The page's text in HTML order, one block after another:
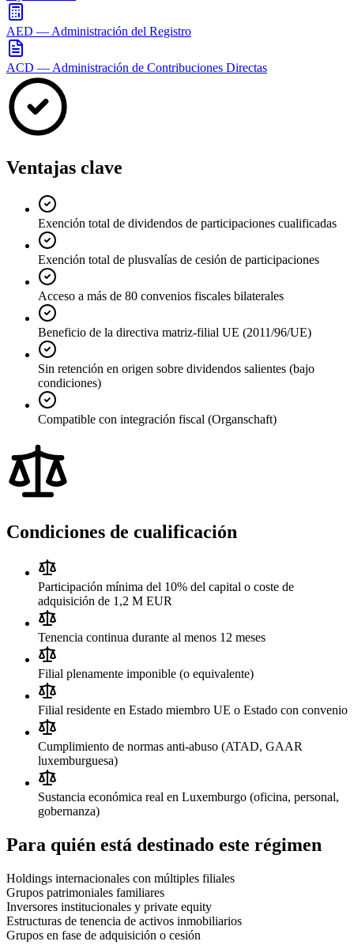
AED — Administración del Registro
ACD — Administración de Contribuciones Directas
Ventajas clave
Exención total de dividendos de participaciones cualificadas
Exención total de plusvalías de cesión de participaciones
Acceso a más de 80 convenios fiscales bilaterales
Beneficio de la directiva matriz-filial UE (2011/96/UE)
Sin retención en origen sobre dividendos salientes (bajo
condiciones)
Compatible con integración fiscal (Organschaft)
Condiciones de cualificación
Participación mínima del 10% del capital o coste de
adquisición de 1,2 M EUR
Tenencia continua durante al menos 12 meses
Filial plenamente imponible (o equivalente)
Filial residente en Estado miembro UE o Estado con convenio
Cumplimiento de normas anti-abuso (ATAD, GAAR
luxemburguesa)
Sustancia económica real en Luxemburgo (oficina, personal,
gobernanza)
Para quién está destinado este régimen
Holdings internacionales con múltiples filiales
Grupos patrimoniales familiares
Inversores institucionales y private equity
Estructuras de tenencia de activos inmobiliarios
Grupos en fase de adquisición o cesión